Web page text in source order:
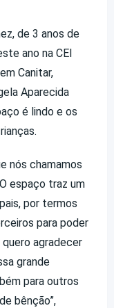
de 3 anos de
ano na CEI
Canitar,
Aparecida
é lindo e os
nós chamamos
espaço traz um
por termos
para poder
agradecer
grande
para outros
bênção”,